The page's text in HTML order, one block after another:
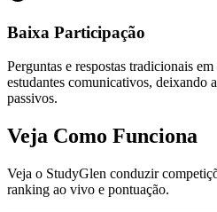
Baixa Participação
Perguntas e respostas tradicionais
estudantes comunicativos, deixando
passivos.
Veja Como Funciona
Veja o StudyGlen conduzir
ranking ao vivo e pontuação.